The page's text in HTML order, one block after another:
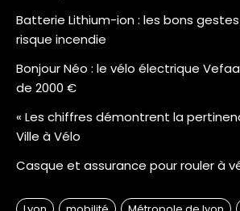
Batterie Lithium-ion : les bons
risque incendie
Bonjour Néo : le vélo électrique
de 2000 €
« Les chiffres démontrent la
Ville à Vélo
Casque et assurance pour rouler à